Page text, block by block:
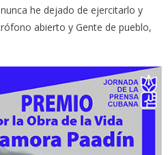
he dejado de ejercitarlo y
abierto y Gente de pueblo,